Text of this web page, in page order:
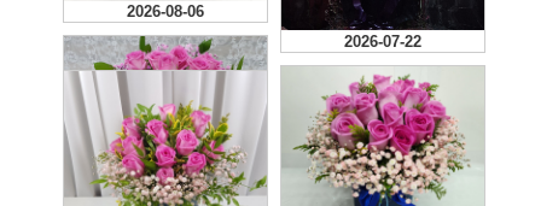
2026-08-06
2026-07-22